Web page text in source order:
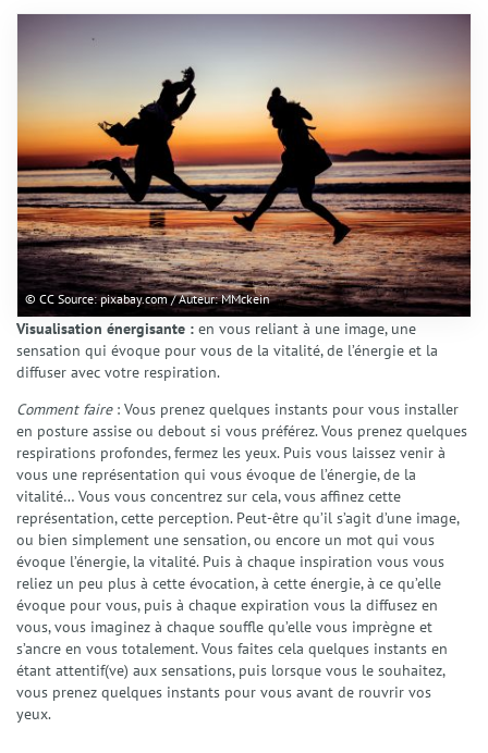
© CC Source: pixabay.com / Auteur: MMckein
Visualisation énergisante : en vous reliant à une image, une
sensation qui évoque pour vous de la vitalité, de l’énergie et la
diffuser avec votre respiration.
Comment faire : Vous prenez quelques instants pour vous installer
en posture assise ou debout si vous préférez. Vous prenez quelques
respirations profondes, fermez les yeux. Puis vous laissez venir à
vous une représentation qui vous évoque de l’énergie, de la
vitalité… Vous vous concentrez sur cela, vous affinez cette
représentation, cette perception. Peut-être qu’il s’agit d’une image,
ou bien simplement une sensation, ou encore un mot qui vous
évoque l’énergie, la vitalité. Puis à chaque inspiration vous vous
reliez un peu plus à cette évocation, à cette énergie, à ce qu’elle
évoque pour vous, puis à chaque expiration vous la diffusez en
vous, vous imaginez à chaque souffle qu’elle vous imprègne et
s’ancre en vous totalement. Vous faites cela quelques instants en
étant attentif(ve) aux sensations, puis lorsque vous le souhaitez,
vous prenez quelques instants pour vous avant de rouvrir vos
yeux.